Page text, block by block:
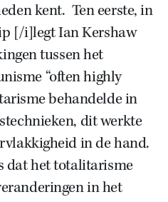
kent. Ten eerste, in
[/i]legt Ian Kershaw
tussen het
“often highly
behandelde in
dit werkte
in de hand.
dat het totalitarisme
in het